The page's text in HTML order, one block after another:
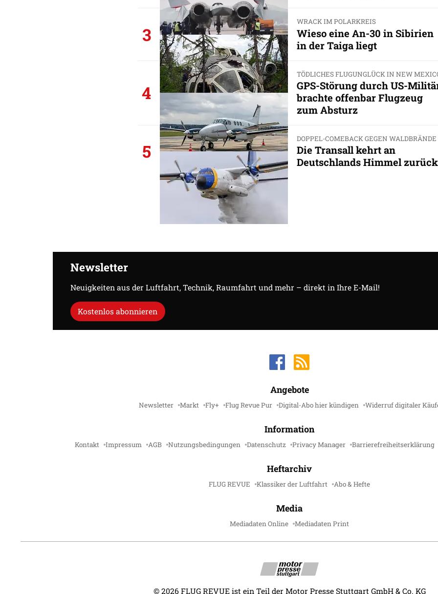
3
WRACK IM POLARKREIS
Wieso eine An-30 in Sibirien
in der Taiga liegt
4
TÖDLICHES FLUGUNGLÜCK IN NEW
GPS-Störung durch US-
brachte offenbar Flugzeug
zum Absturz
5
DOPPEL-COMEBACK GEGEN WALDBRÄNDE
Die Transall kehrt an
Deutschlands Himmel
Newsletter
Neuigkeiten aus der Luftfahrt, Technik, Raumfahrt und mehr – direkt in Ihre E-Mail!
Kostenlos abonnieren
Angebote
Newsletter Markt Fly+ Flug Revue Pur Digital-Abo hier kündigen Widerruf digitaler
Information
Kontakt Impressum AGB Nutzungsbedingungen Datenschutz Privacy Manager Barrierefreiheitserklärung
Heftarchiv
FLUG REVUE Klassiker der Luftfahrt Abo & Hefte
Media
Mediadaten Online Mediadaten Print
©2026 FLUG REVUE ist ein Teil der Motor Presse Stuttgart GmbH & Co. KG